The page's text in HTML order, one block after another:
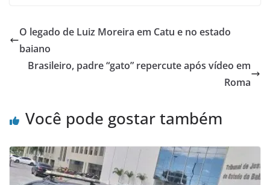
O legado de Luiz Moreira em Catu e no estado
baiano
Brasileiro, padre “gato” repercute após vídeo em
Roma
Você pode gostar também